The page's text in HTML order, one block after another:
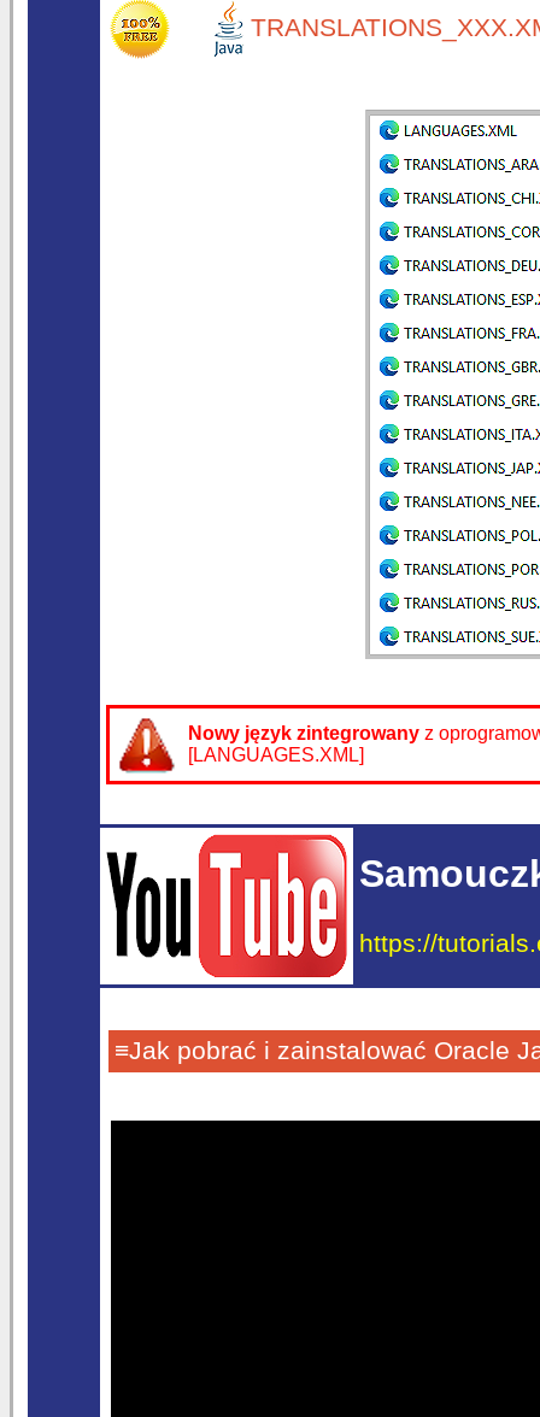
Nowy język zintegrowany z
[LANGUAGES.XML]
https://
≡Jak pobrać i zainstalować Oracle